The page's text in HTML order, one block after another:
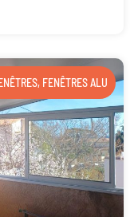
, FENÊTRES ALU